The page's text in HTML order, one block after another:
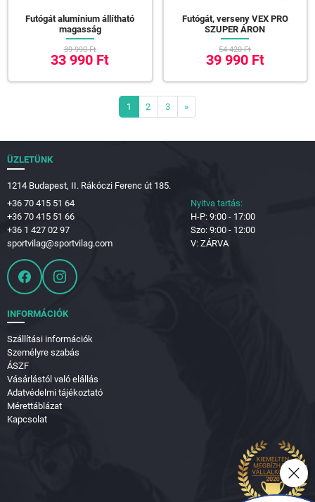
Futógát alumínium állítható
magasság
39 990 Ft
33 990 Ft
Futógát, verseny VEX PRO
SZUPER ÁRON
54 420 Ft
39 990 Ft
1 2 3 »
ÜZLETÜNK
1214 Budapest, II. Rákóczi Ferenc út 185.
+36 70 415 51 64
+36 70 415 51 66
+36 1 427 02 97
sportvilag@sportvilag.com
Nyitva tartás:
H-P: 9:00 - 17:00
Szo: 9:00 - 12:00
V: ZÁRVA
INFORMÁCIÓK
Szállítási információk
Személyre szabás
ÁSZF
Vásárlástól való elállás
Adatvédelmi tájékoztató
Mérettáblázat
Kapcsolat